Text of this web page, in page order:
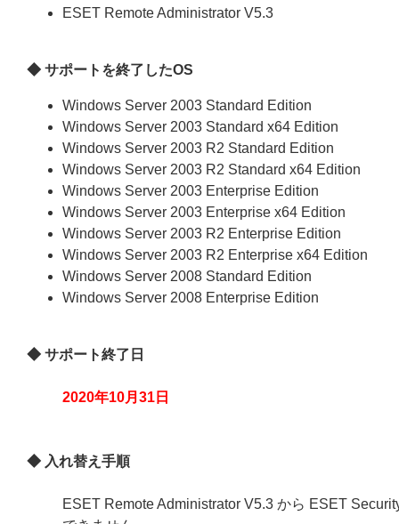
ESET Remote Administrator V5.3
◆ サポートを終了したOS
Windows Server 2003 Standard Edition
Windows Server 2003 Standard x64 Edition
Windows Server 2003 R2 Standard Edition
Windows Server 2003 R2 Standard x64 Edition
Windows Server 2003 Enterprise Edition
Windows Server 2003 Enterprise x64 Edition
Windows Server 2003 R2 Enterprise Edition
Windows Server 2003 R2 Enterprise x64 Edition
Windows Server 2008 Standard Edition
Windows Server 2008 Enterprise Edition
◆ サポート終了日
2020年10月31日
◆ 入れ替え手順
ESET Remote Administrator V5.3 から ESET